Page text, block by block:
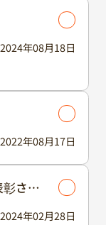
2024年08月18日
2022年08月17日
2024年02月28日
され